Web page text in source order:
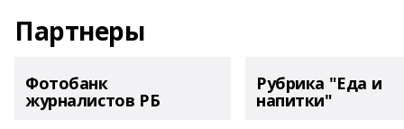
Партнеры
Фотобанк
журналистов РБ
Рубрика "Еда и
напитки"